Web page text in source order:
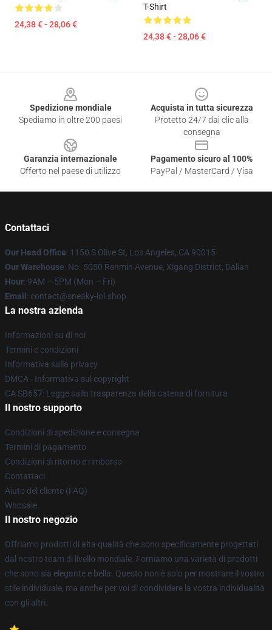
24,38 € - 28,06 €
T-Shirt
24,38 € - 28,06 €
Spedizione mondiale
Spediamo in oltre 200 paesi
Acquista in tutta sicurezza
Protetto 24/7 dai clic alla
consegna
Garanzia internazionale
Offerto nel paese di utilizzo
Pagamento sicuro al 100%
PayPal / MasterCard / Visa
Contattaci
Our Head Office: 1150 S Olive St, Los Angeles, CA 90015
Our Warehouse: No. 5050 Renmin Avenue, Xigang District, Dalian
Hour: 9AM – 5PM (Mon – Fri)
Email : contact@sneaky-lol.shop
La nostra azienda
Informazioni su di noi
Termini e condizioni
Informativa sulla privacy
DMCA - Informativa sul copyright
CA SB657: Legge sulla trasparenza della catena di fornitura
Il nostro supporto
Condizioni di spedizione e consegna
Termini di pagamento
Condizioni di ritorno e rimborso
Contattaci
Aiuto del cliente (FAQ)
Whosale
Il nostro negozio
Offriamo prodotti di alta qualità che sono specificamente progettati
dal nostro team di livello mondiale. Forniamo una varietà di prodotti
che sono sia elegante e bella. Questo non è solo per mostrare il vostro
stile individuale, ma anche per voi di condividere la vostra individualità
con gli altri.